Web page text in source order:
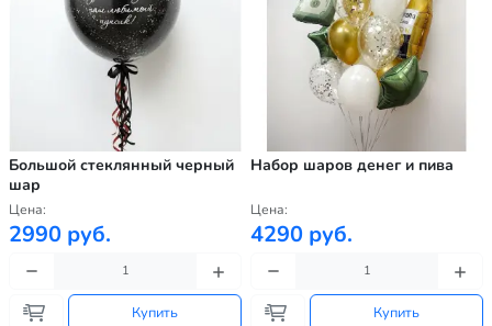
Большой стеклянный черный
шар
Цена:
2990 руб.
Купить
Набор шаров денег и пива
Цена:
4290 руб.
Купить